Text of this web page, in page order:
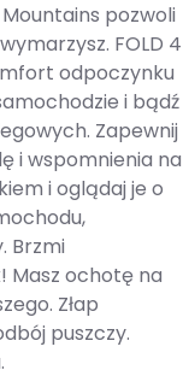
pozwoli
FOLD 4
odpoczynku
i bądź
Zapewnij
i wspomnienia na
i oglądaj je o
Brzmi
Masz ochotę na
Złap
puszczy.